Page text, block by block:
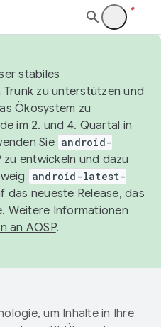
stabiles
zu unterstützen und
Ökosystem zu
im 2. und 4. Quartal in
Sie android-
zu entwickeln und dazu
android-latest-
das neueste Release, das
Weitere Informationen
an AOSP.
um Inhalte in Ihre